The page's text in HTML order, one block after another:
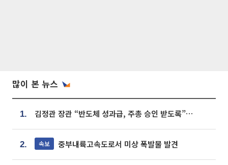
많이 본 뉴스
1. 김정관 장관 “반도체 성과급, 주총 승인 받도록”…상법·자본시장법 개정 시사
2. 속보 중부내륙고속도로서 미상 폭발물 발견